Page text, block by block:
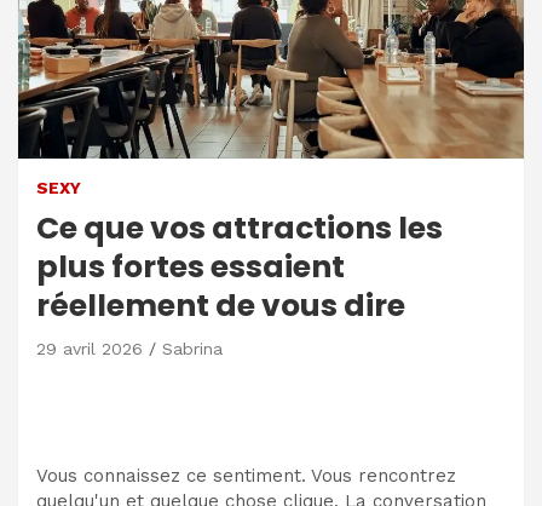
SEXY
Ce que vos attractions les
plus fortes essaient
réellement de vous dire
29 avril 2026 Sabrina
Vous connaissez ce sentiment. Vous rencontrez
quelqu'un et quelque chose clique. La conversation